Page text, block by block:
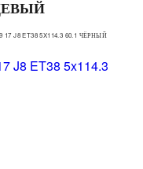
J8 ET38 5X114.3 60.1 ЧЁРНЫЙ